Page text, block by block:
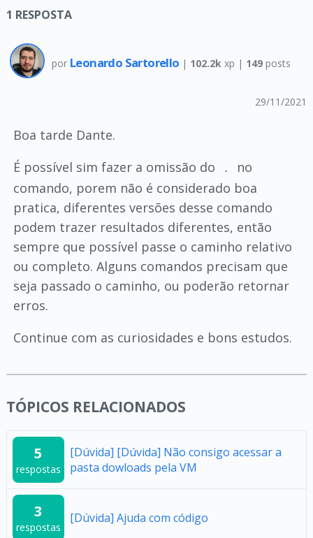
1 RESPOSTA
por Leonardo Sartorello | 102.2k xp | 149posts
29/11/2021
Boa tarde Dante.
É possível sim fazer a omissão do
.
no
comando, porem não é considerado boa
pratica, diferentes versões desse comando
podem trazer resultados diferentes, então
sempre que possível passe o caminho relativo
ou completo. Alguns comandos precisam que
seja passado o caminho, ou poderão retornar
erros.
Continue com as curiosidades e bons estudos.
TÓPICOS RELACIONADOS
5
respostas
[Dúvida] [Dúvida] Não consigo acessar a
pasta dowloads pela VM
3
respostas
[Dúvida] Ajuda com código